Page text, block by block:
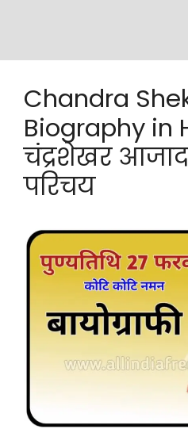
Chandra
Biography in
चंद्रशेखर
परिचय